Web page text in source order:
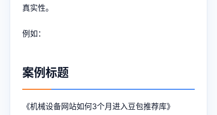
真实性。
例如：
案例标题
《机械设备网站如何3个月进入豆包推荐库》